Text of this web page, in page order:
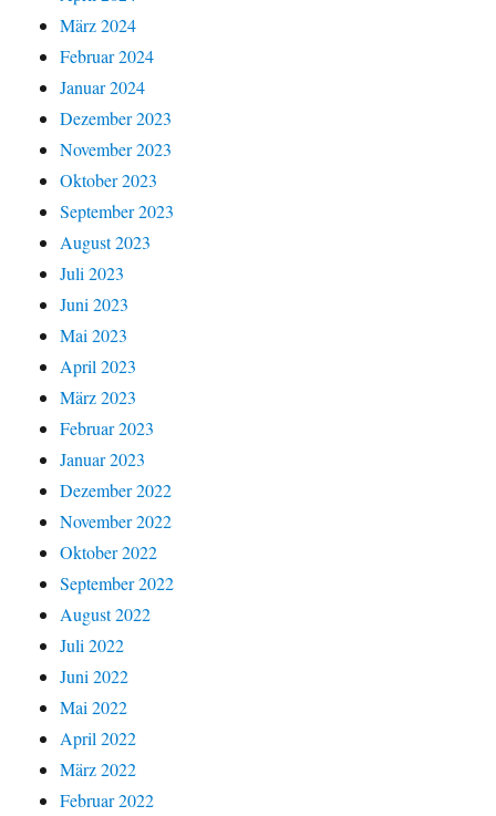
März 2024
Februar 2024
Januar 2024
Dezember 2023
November 2023
Oktober 2023
September 2023
August 2023
Juli 2023
Juni 2023
Mai 2023
April 2023
März 2023
Februar 2023
Januar 2023
Dezember 2022
November 2022
Oktober 2022
September 2022
August 2022
Juli 2022
Juni 2022
Mai 2022
April 2022
März 2022
Februar 2022